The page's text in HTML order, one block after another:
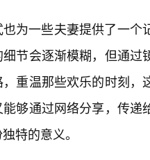
为一些夫妻提供了一个
节会逐渐模糊，但通
重温那些欢乐的时刻
够通过网络分享，传
特的意义。